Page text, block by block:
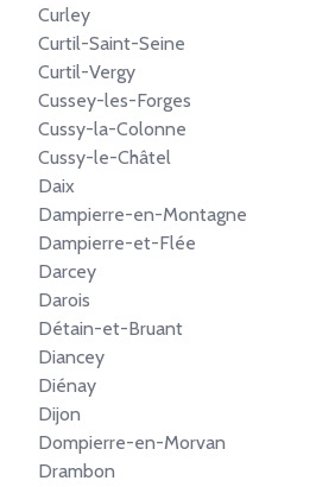
Curley
Curtil-Saint-Seine
Curtil-Vergy
Cussey-les-Forges
Cussy-la-Colonne
Cussy-le-Châtel
Daix
Dampierre-en-Montagne
Dampierre-et-Flée
Darcey
Darois
Détain-et-Bruant
Diancey
Diénay
Dijon
Dompierre-en-Morvan
Drambon